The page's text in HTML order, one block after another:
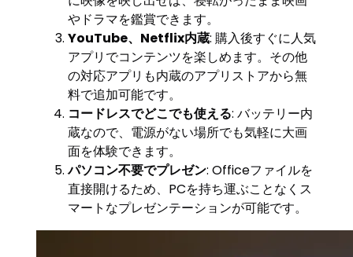
やドラマを鑑賞できます。
YouTube、Netflix内蔵: 購入後すぐに人気
アプリでコンテンツを楽しめます。その他
の対応アプリも内蔵のアプリストアから無
料で追加可能です。
コードレスでどこでも使える: バッテリー内
蔵なので、電源がない場所でも気軽に大画
面を体験できます。
パソコン不要でプレゼン: Officeファイルを
直接開けるため、PCを持ち運ぶことなくス
マートなプレゼンテーションが可能です。